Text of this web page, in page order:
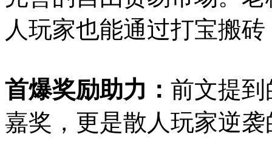
人玩家也能通过打宝搬
首爆奖励助力： 前文提
嘉奖，更是散人玩家逆